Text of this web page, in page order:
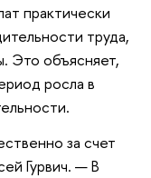
практически
труда,
Это объясняет,
росла в
за счет
Гурвич. — В